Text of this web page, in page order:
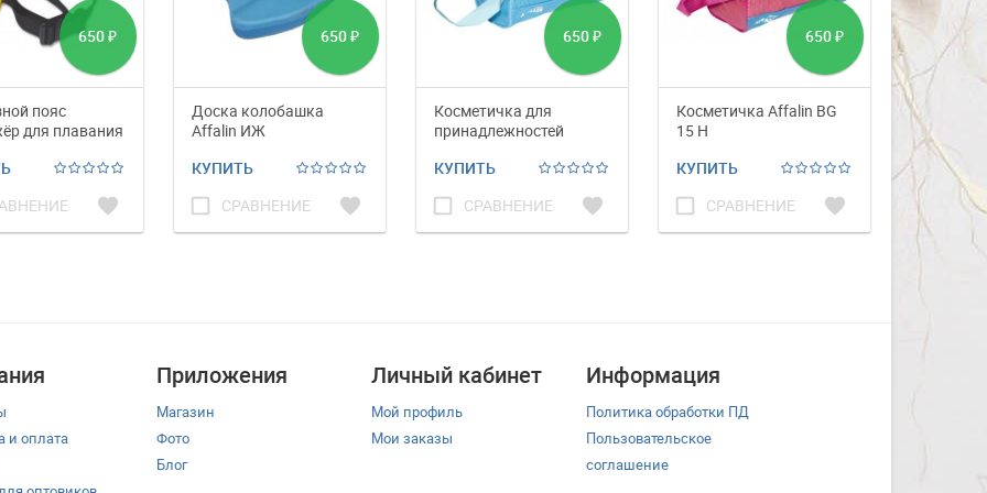
650 ₽
пояс
для плавания
favorite
650 ₽
Доска колобашка
Affalin ИЖ
КУПИТЬ
check_box_outline_blank СРАВНЕНИЕ favorite
650 ₽
Косметичка для
принадлежностей
КУПИТЬ
check_box_outline_blank СРАВНЕНИЕ favorite
650 ₽
Косметичка Affalin BG
15 H
КУПИТЬ
check_box_outline_blank СРАВНЕНИЕ favorite
Affalin
КУПИТЬ
и оплата
Приложения
Магазин
Фото
Блог
Личный кабинет
Мой профиль
Мои заказы
Информация
Политика обработки ПД
Пользовательское
соглашение